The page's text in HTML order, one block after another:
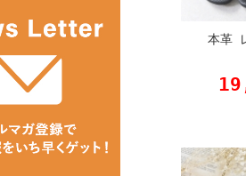
本革